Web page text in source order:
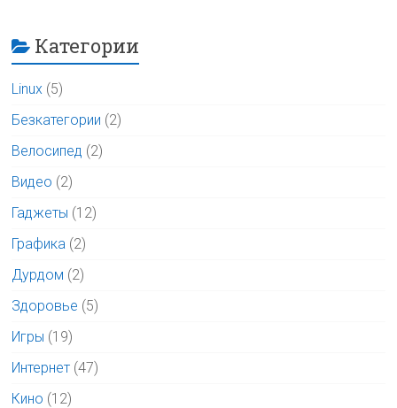
Категории
Linux (5)
Безкатегории (2)
Велосипед (2)
Видео (2)
Гаджеты (12)
Графика (2)
Дурдом (2)
Здоровье (5)
Игры (19)
Интернет (47)
Кино (12)